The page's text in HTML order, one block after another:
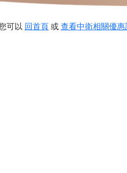
可以 回首頁 或 查看中衛相關優惠